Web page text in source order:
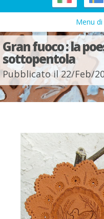
Menu
Gran fuoco : la
sottopentola
Pubblicato il 22/Feb/